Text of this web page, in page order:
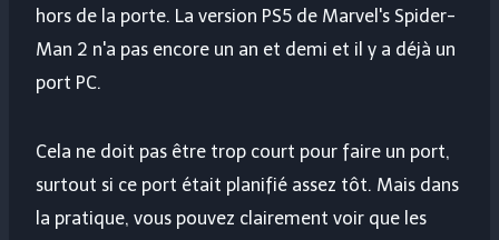
hors de la porte. La version PS5 de Marvel's Spider-
Man 2 n'a pas encore un an et demi et il y a déjà un
port PC.
Cela ne doit pas être trop court pour faire un port,
surtout si ce port était planifié assez tôt. Mais dans
la pratique, vous pouvez clairement voir que les